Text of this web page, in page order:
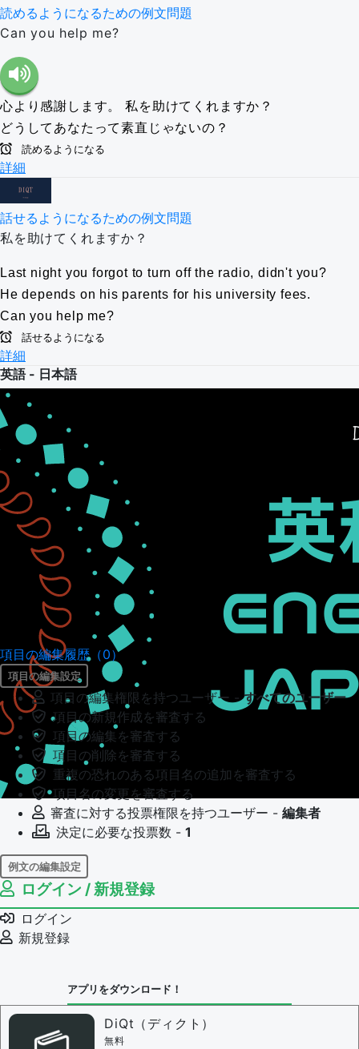
読めるようになるための例文問題
Can you help me?
心より感謝します。
私を助けてくれますか？
どうしてあなたって素直じゃないの？
読めるようになる
詳細
話せるようになるための例文問題
私を助けてくれますか？
Last night you forgot to turn off the radio, didn't you?
He depends on his parents for his university fees.
Can you help me?
話せるようになる
詳細
英語 - 日本語
項目の編集履歴（0）
項目の編集設定
項目の編集権限を持つユーザー -すべてのユーザー
項目の新規作成を審査する
項目の編集を審査する
項目の削除を審査する
重複の恐れのある項目名の追加を審査する
項目名の変更を審査する
審査に対する投票権限を持つユーザー - 編集者
決定に必要な投票数 - 1
例文の編集設定
例文の編集権限を持つユーザー -
例文の編集を審査する
例文の削除を審査する
審査に対する投票権限を持つユーザー -
問題の編集権限を持つユーザー -
審査に対する投票権限を持つユーザー -
ログイン / 新規登録
ログイン
新規登録
アプリをダウンロード！
DiQt（ディクト）
無料